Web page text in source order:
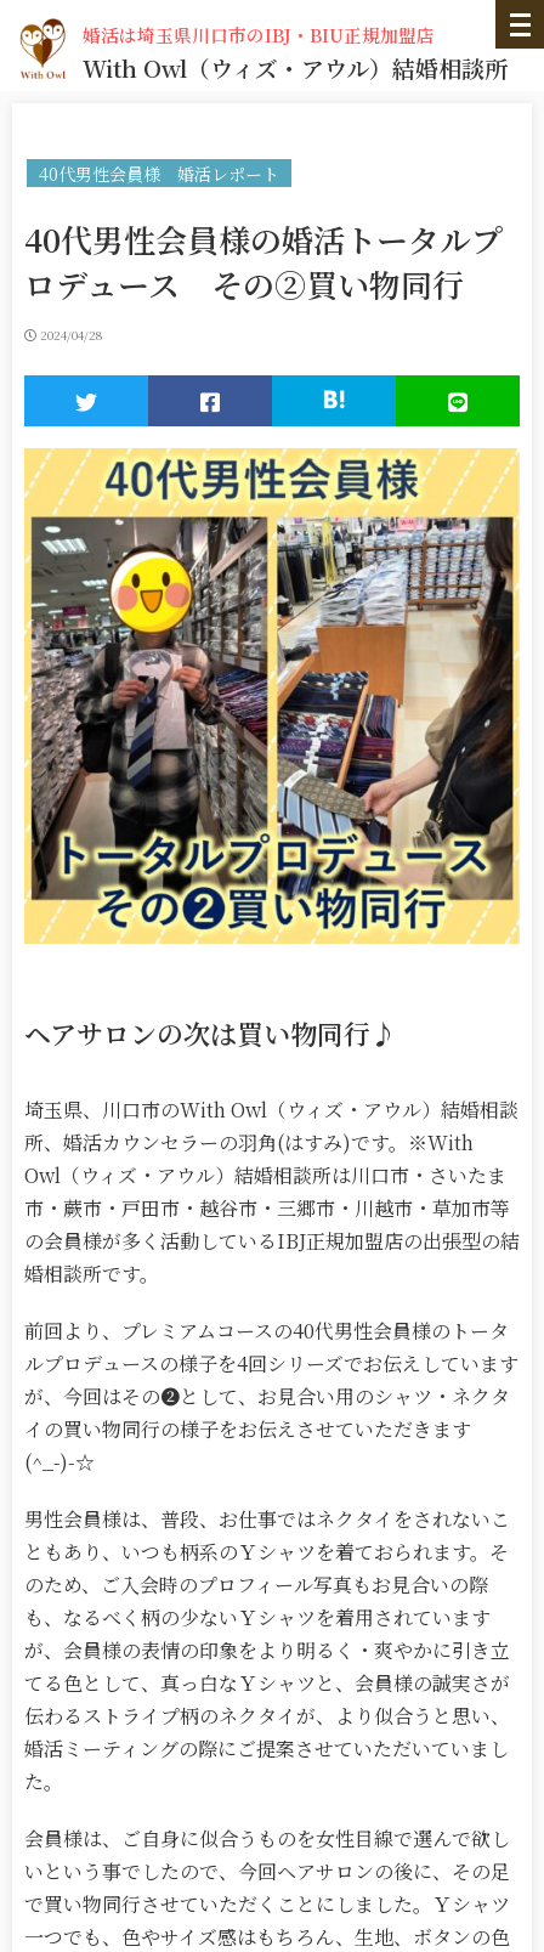
婚活は埼玉県川口市のIBJ・BIU正規加盟店
With Owl （ウィズ・アウル） 結婚相談所
40代男性会員様 婚活レポート
40代男性会員様の婚活トータルプ
ロデュース その②買い物同行
2024/04/28
ヘアサロンの次は買い物同行♪
埼玉県、川口市のWith Owl（ウィズ・アウル）結婚相談
所、婚活カウンセラーの羽角(はすみ)です。※With
Owl（ウィズ・アウル）結婚相談所は川口市・さいたま
市・蕨市・戸田市・越谷市・三郷市・川越市・草加市等
の会員様が多く活動しているIBJ正規加盟店の出張型の結
婚相談所です。
前回より、プレミアムコースの40代男性会員様のトータ
ルプロデュースの様子を4回シリーズでお伝えしています
が、今回はその❷として、お見合い用のシャツ・ネクタ
イの買い物同行の様子をお伝えさせていただきます
(^_-)-☆
男性会員様は、普段、お仕事ではネクタイをされないこ
ともあり、いつも柄系のＹシャツを着ておられます。そ
のため、ご入会時のプロフィール写真もお見合いの際
も、なるべく柄の少ないＹシャツを着用されています
が、会員様の表情の印象をより明るく・爽やかに引き立
てる色として、真っ白なＹシャツと、会員様の誠実さが
伝わるストライプ柄のネクタイが、より似合うと思い、
婚活ミーティングの際にご提案させていただいていまし
た。
会員様は、ご自身に似合うものを女性目線で選んで欲し
いという事でしたので、今回ヘアサロンの後に、その足
で買い物同行させていただくことにしました。Ｙシャツ
一つでも、色やサイズ感はもちろん、生地、ボタンの色